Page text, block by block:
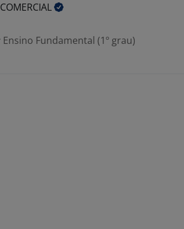
COMERCIAL
Ensino Fundamental (1º grau)